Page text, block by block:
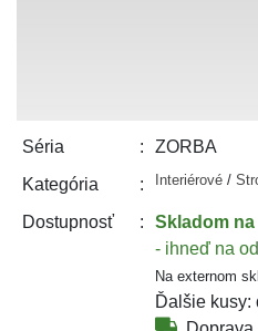
Séria ZORBA
Kategória Interiérové /
Dostupnosť Skladomna
- ihneď na
Na externom
Ďalšie kusy: